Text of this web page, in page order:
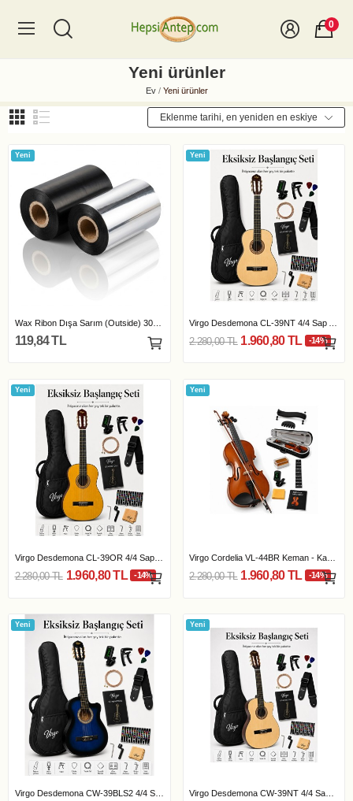
0
Yeni ürünler
Ev Yeni ürünler
Eklenme tarihi, en yeniden en eskiye
Yeni
Wax Ribon Dışa Sarım (Outside) 300 mt
119,84 TL
Yeni
2.280,00 TL 1.960,80 TL -14%
Yeni
Virgo Desdemona CL-39OR 4/4 Sap Ayarlı Klasik...
2.280,00 TL 1.960,80 TL -14%
Yeni
2.280,00 TL 1.960,80 TL -14%
Yeni
Virgo Desdemona CW-39BLS2 4/4 Sap Ayarlı Klasik...
Yeni